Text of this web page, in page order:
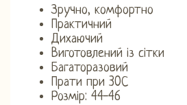
Зручно, комфортно
Практичний
Дихаючий
Виготовлений із сітки
Багаторазовий
Прати при 30С
Розмір: 44-46